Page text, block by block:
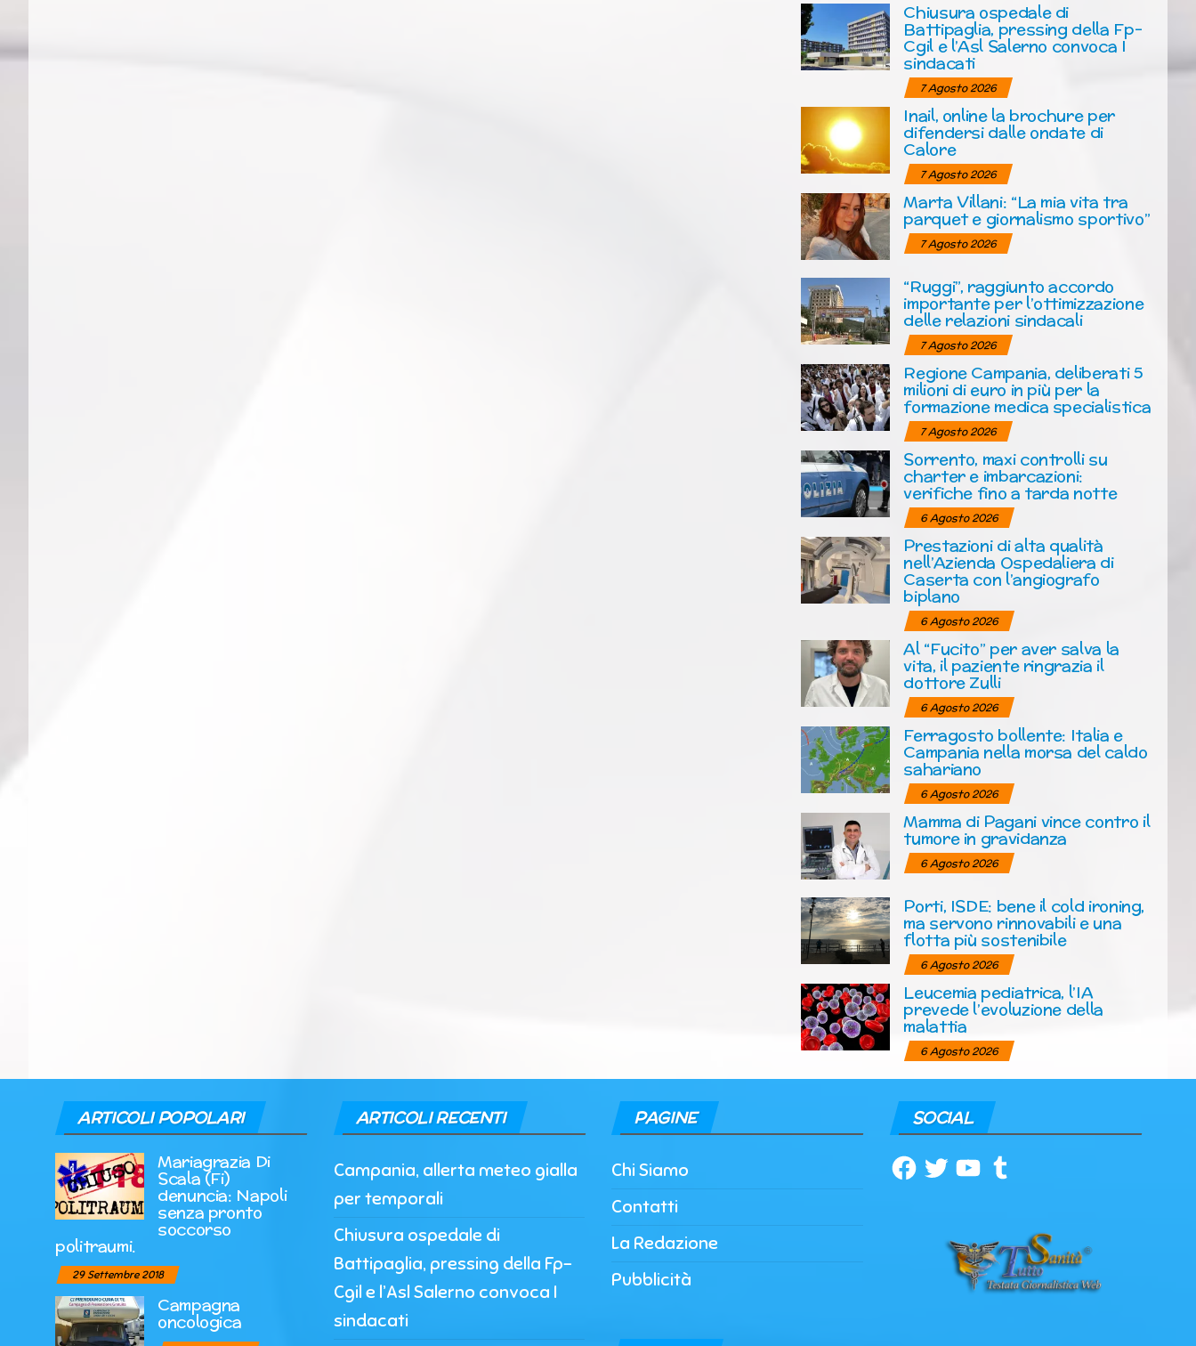
Chiusura ospedale di
Battipaglia, pressing della Fp-
Cgil e l’Asl Salerno convoca I
sindacati
7 Agosto 2026
Inail, online la brochure per
difendersi dalle ondate di
Calore
7 Agosto 2026
Marta Villani: “La mia vita tra
parquet e giornalismo sportivo”
7 Agosto 2026
“Ruggi”, raggiunto accordo
importante per l’ottimizzazione
delle relazioni sindacali
7 Agosto 2026
Regione Campania, deliberati 5
milioni di euro in più per la
formazione medica specialistica
7 Agosto 2026
Sorrento, maxi controlli su
charter e imbarcazioni:
verifiche fino a tarda notte
6 Agosto 2026
Prestazioni di alta qualità
nell’Azienda Ospedaliera di
Caserta con l’angiografo
biplano
6 Agosto 2026
Al “Fucito” per aver salva la
vita, il paziente ringrazia il
dottore Zulli
6 Agosto 2026
Ferragosto bollente: Italia e
Campania nella morsa del caldo
sahariano
6 Agosto 2026
Mamma di Pagani vince contro il
tumore in gravidanza
6 Agosto 2026
Porti, ISDE: bene il cold ironing,
ma servono rinnovabili e una
flotta più sostenibile
6 Agosto 2026
Leucemia pediatrica, l’IA
prevede l’evoluzione della
malattia
6 Agosto 2026
ARTICOLI POPOLARI
Mariagrazia Di
Scala (Fi)
denuncia: Napoli
senza pronto
soccorso
politraumi.
29 Settembre 2018
Campagna
oncologica
ARTICOLI RECENTI
Campania, allerta meteo gialla
per temporali
Chiusura ospedale di
Battipaglia, pressing della Fp-
Cgil e l’Asl Salerno convoca I
sindacati
PAGINE
Chi Siamo
Contatti
La Redazione
Pubblicità
SOCIAL
Facebook
TwitterYouTubeTumblr